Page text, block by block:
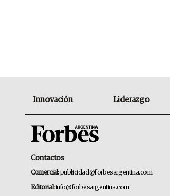
Innovación Liderazgo
Contactos
Comercial:publicidad@forbesargentina.com
Editorial:info@forbesargentina.com